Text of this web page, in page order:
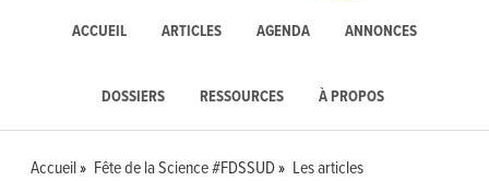
ACCUEIL ARTICLES AGENDA ANNONCES
DOSSIERS RESSOURCES À PROPOS
Accueil Fête de la Science #FDSSUD
Les articles